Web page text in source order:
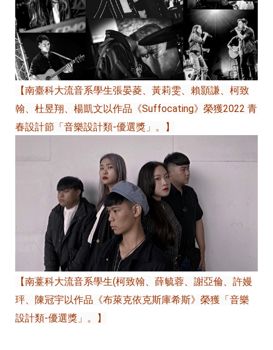
【南臺科大流音系學生張晏菱、黃莉雯、賴顥謙、柯致
翰、杜昱翔、楊凱文以作品《Suffocating》榮獲2022 青
春設計節「音樂設計類-優選獎」。】
【南薹科大流音系學生(柯致翰、薛毓蓉、謝亞倫、許嫚
玶、陳冠宇以作品《布萊克依克斯庫希斯》榮獲「音樂
設計類-優選獎」。】